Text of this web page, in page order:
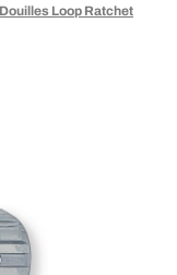
Douilles Loop Ratchet